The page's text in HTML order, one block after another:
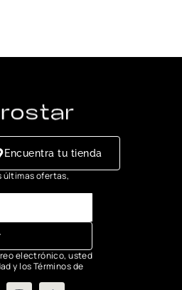
Encuentra tu tienda
últimas ofertas,
electrónico, usted
y los Términos de